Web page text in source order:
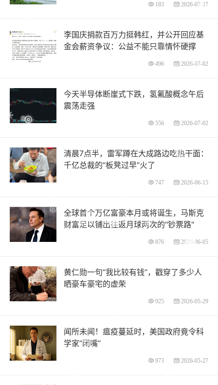
183 2026-07-27
李国庆捐款百万力挺韩红，并公开回应基
金会薪资争议：公益不能只靠情怀硬撑
496 2026-07-02
今天半导体断崖式下跌，氢氟酸概念午后
震荡走强
556 2026-07-02
清晨7点半，雷军蹲在大成路边吃热干面：
千亿总裁的“板凳过早”火了
747 2026-06-15
全球首个万亿富豪本月或将诞生，马斯克
财富足以铺出往返月球两次的"钞票路"
876 2026-06-05
黄仁勋一句“我比较有钱”，戳穿了多少人
晒豪车豪宅的虚荣
925 2026-05-29
闻所未闻！瘟疫蔓延时，美国政府竟令科
学家“闭嘴”
973 2026-05-27